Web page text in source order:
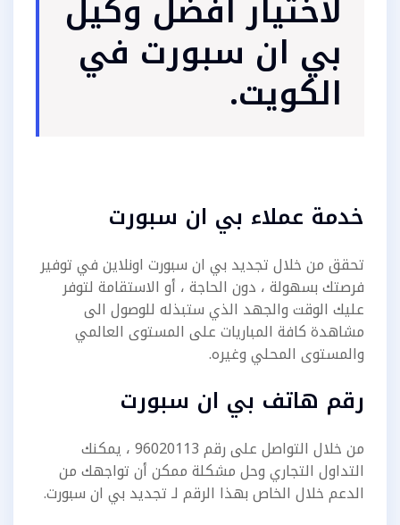
بي ان سبورت في
الكويت.
خدمة عملاء بي ان سبورت
تحقق من خلال تجديد بي ان سبورت اونلاينفي توفير
فرصتك بسهولة ، دون الحاجة ، أو الاستقامة لتوفر
عليك الوقت والجهد الذي ستبذله للوصول الى
مشاهدة كافة المباريات على المستوى العالمي
والمستوى المحلي وغيره.
رقم هاتف بي ان سبورت
من خلال التواصل على رقم 96020113 ، يمكنك
التداول التجاري وحل مشكلة ممكن أن تواجهكمن
الدعم خلال الخاص بهذا الرقم لـ تجديد بي ان سبورت.